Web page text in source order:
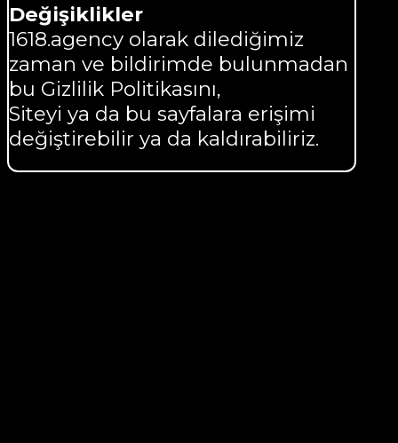
Değişiklikler
1618.agency olarak dilediğimiz
zaman ve bildirimde bulunmadan
bu Gizlilik Politikasını,
Siteyi ya da bu sayfalara erişimi
değiştirebilir ya da kaldırabiliriz.